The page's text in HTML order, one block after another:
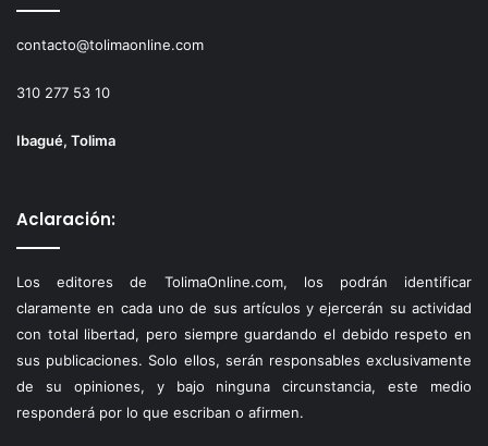
contacto@tolimaonline.com
310 277 53 10
Ibagué, Tolima
Aclaración:
Los editores de TolimaOnline.com, los podrán identificar
claramente en cada uno de sus artículos y ejercerán su actividad
con total libertad, pero siempre guardando el debido respeto en
sus publicaciones. Solo ellos, serán responsables exclusivamente
de su opiniones, y bajo ninguna circunstancia, este medio
responderá por lo que escriban o afirmen.